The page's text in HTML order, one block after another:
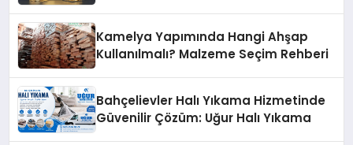
Kamelya Yapımında Hangi Ahşap
Kullanılmalı? Malzeme Seçim Rehberi
Bahçelievler Halı Yıkama Hizmetinde
Güvenilir Çözüm: Uğur Halı Yıkama